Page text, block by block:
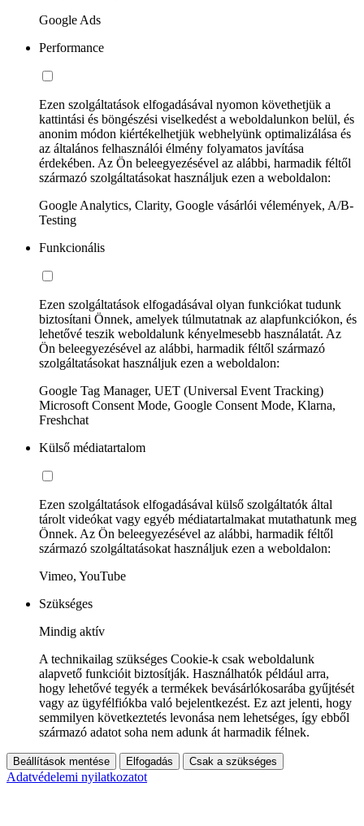
Google Ads
Performance
Ezen szolgáltatások elfogadásával nyomon követhetjük a
kattintási és böngészési viselkedést a weboldalunkon belül, és
anonim módon kiértékelhetjük webhelyünk optimalizálása és
az általános felhasználói élmény folyamatos javítása
érdekében. Az Ön beleegyezésével az alábbi, harmadik féltől
származó szolgáltatásokat használjuk ezen a weboldalon:
Google Analytics, Clarity, Google vásárlói vélemények, A/B-
Testing
Funkcionális
Ezen szolgáltatások elfogadásával olyan funkciókat tudunk
biztosítani Önnek, amelyek túlmutatnak az alapfunkciókon, és
lehetővé teszik weboldalunk kényelmesebb használatát. Az
Ön beleegyezésével az alábbi, harmadik féltől származó
szolgáltatásokat használjuk ezen a weboldalon:
Google Tag Manager, UET (Universal Event Tracking)
Microsoft Consent Mode, Google Consent Mode, Klarna,
Freshchat
Külső médiatartalom
Ezen szolgáltatások elfogadásával külső szolgáltatók által
tárolt videókat vagy egyéb médiatartalmakat mutathatunk meg
Önnek. Az Ön beleegyezésével az alábbi, harmadik féltől
származó szolgáltatásokat használjuk ezen a weboldalon:
Vimeo, YouTube
Szükséges
Mindig aktív
A technikailag szükséges Cookie-k csak weboldalunk
alapvető funkcióit biztosítják. Használhatók például arra,
hogy lehetővé tegyék a termékek bevásárlókosarába gyűjtését
vagy az ügyfélfiókba való bejelentkezést. Ez azt jelenti, hogy
semmilyen következtetés levonása nem lehetséges, így ebből
származó adatot soha nem adunk át harmadik félnek.
Beállítások mentése Elfogadás Csak a szükséges
Adatvédelemi nyilatkozatot